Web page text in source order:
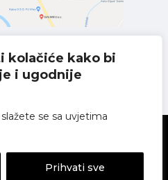
kolačiće kako bi
i ugodnije
se sa uvjetima
Prihvati sve